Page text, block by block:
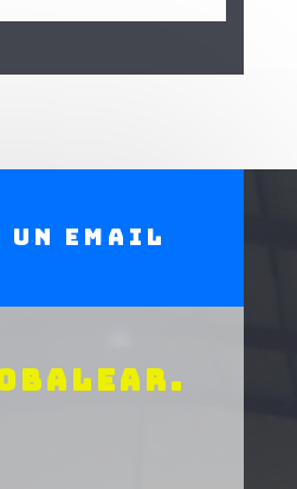
un email